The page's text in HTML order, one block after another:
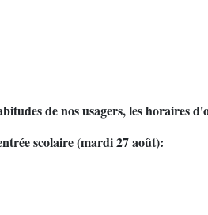
de nos usagers, les horaires
scolaire (mardi 27 août):